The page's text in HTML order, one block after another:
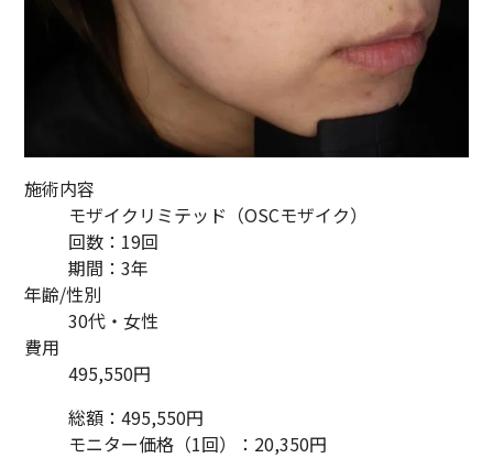
施術内容
モザイクリミテッド（OSCモザイク）
回数：19回
期間：3年
年齢/性別
30代・女性
費用
495,550円
総額：495,550円
モニター価格（1回）：20,350円